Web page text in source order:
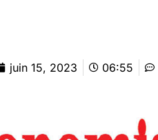
juin 15, 2023 06:55